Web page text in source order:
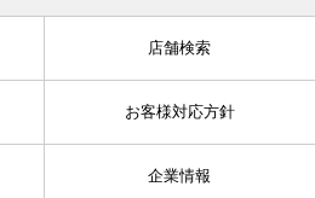
店舗検索
お客様対応方針
企業情報